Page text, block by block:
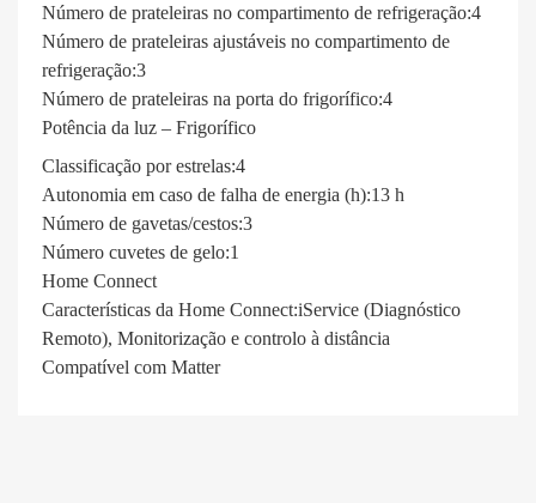
Número de prateleiras no compartimento de refrigeração:4
Número de prateleiras ajustáveis no compartimento de
refrigeração:3
Número de prateleiras na porta do frigorífico:4
Potência da luz – Frigorífico
Classificação por estrelas:4
Autonomia em caso de falha de energia (h):13 h
Número de gavetas/cestos:3
Número cuvetes de gelo:1
Home Connect
Características da Home Connect:iService (Diagnóstico
Remoto), Monitorização e controlo à distância
Compatível com Matter